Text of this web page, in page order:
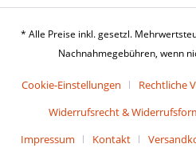
* Alle Preise inkl. gesetzl.
Nachnahmegebühren, wenn
Cookie-Einstellungen Rechtliche
Widerrufsrecht &
Impressum
Kontakt